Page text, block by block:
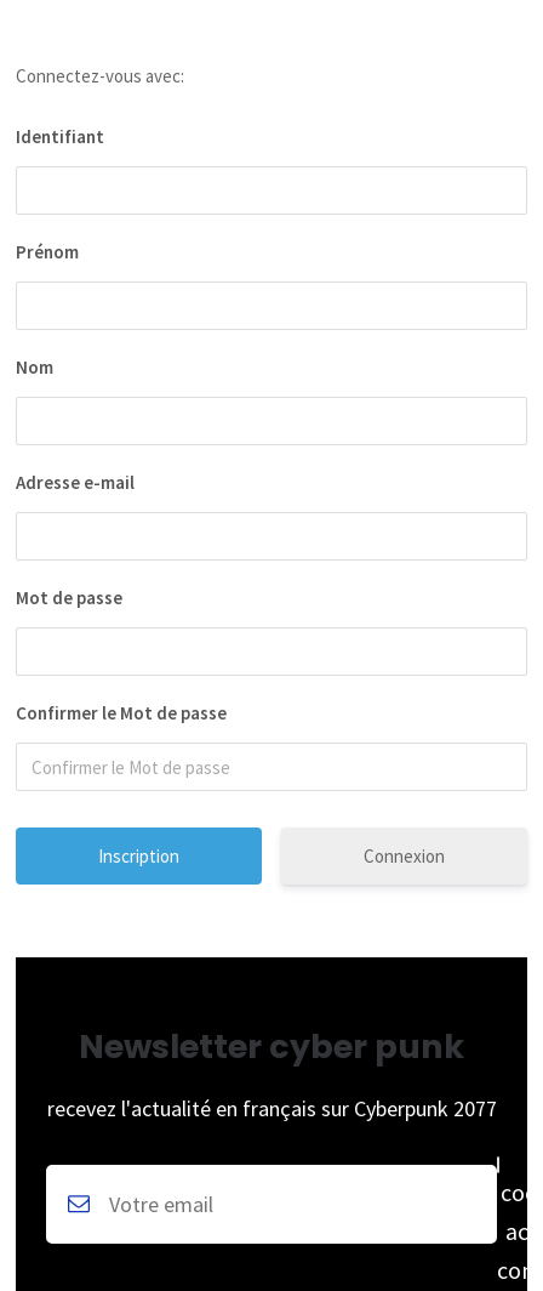
Connectez-vous avec:
Identifiant
Prénom
Nom
Adresse e-mail
Mot de passe
Confirmer le Mot de passe
Connexion
Newsletter cyber punk
recevez l'actualité en français sur Cyberpunk 2077